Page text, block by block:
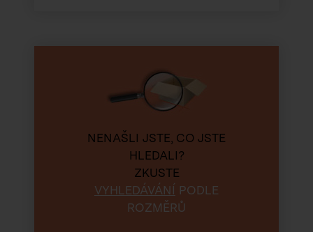
NENAŠLI JSTE, CO JSTE
HLEDALI?
ZKUSTE
VYHLEDÁVÁNÍ PODLE
ROZMĚRŮ